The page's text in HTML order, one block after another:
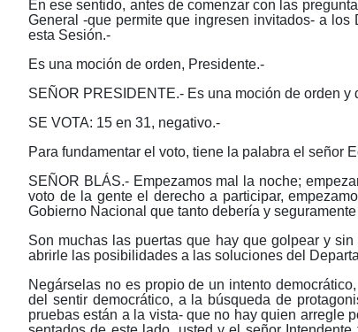
En ese sentido, antes de comenzar con las
General -que permite que ingresen invitados- a
esta Sesión.-
Es una moción de orden, Presidente.-
SEÑOR PRESIDENTE.- Es una moción de orden y
SE VOTA: 15 en 31, negativo.-
Para fundamentar el voto, tiene la palabra el señor
SEÑOR BLÁS.- Empezamos mal la noche;
voto de la gente el derecho a participar,
Gobierno Nacional que tanto debería y
Son muchas las puertas que hay que golpear y
abrirle las posibilidades a las soluciones del
Negárselas no es propio de un intento
del sentir democrático, a la búsqueda de
pruebas están a la vista- que no hay quien arregle